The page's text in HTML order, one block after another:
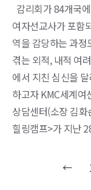
감리회가 84개국
여자선교사가 포함
역을 감당하는 과
겪는 외적, 내적 여
에서 지친 심신을
하고자 KMC세계
상담센터(소장 김
힐링캠프>가 지난
←